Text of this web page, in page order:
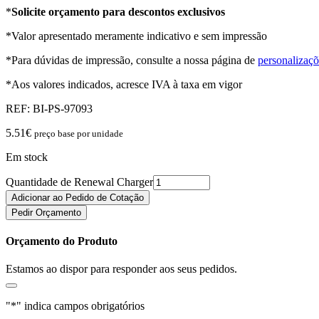
*Solicite orçamento para descontos exclusivos
*Valor apresentado meramente indicativo e sem impressão
*Para dúvidas de impressão, consulte a nossa página de
*Aos valores indicados, acresce IVA à taxa em vigor
REF: BI-PS-97093
5.51€ preço base por unidade
Em stock
Quantidade de Renewal Charger
Adicionar ao Pedido de Cotação
Pedir Orçamento
Orçamento do Produto
Estamos ao dispor para responder aos seus pedidos.
"*" indica campos obrigatórios